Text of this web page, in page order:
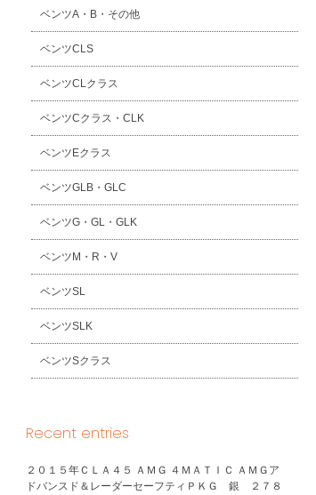
ベンツA・B・その他
ベンツCLS
ベンツCLクラス
ベンツCクラス・CLK
ベンツEクラス
ベンツGLB・GLC
ベンツG・GL・GLK
ベンツM・R・V
ベンツSL
ベンツSLK
ベンツSクラス
Recent entries
２０１５年ＣＬＡ４５ ＡＭＧ ４ＭＡＴＩＣ ＡＭＧア
ドバンスド＆レーダーセーフティＰＫＧ 銀 ２７８